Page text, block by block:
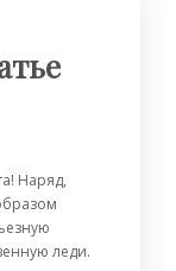
Наряд,
леди.